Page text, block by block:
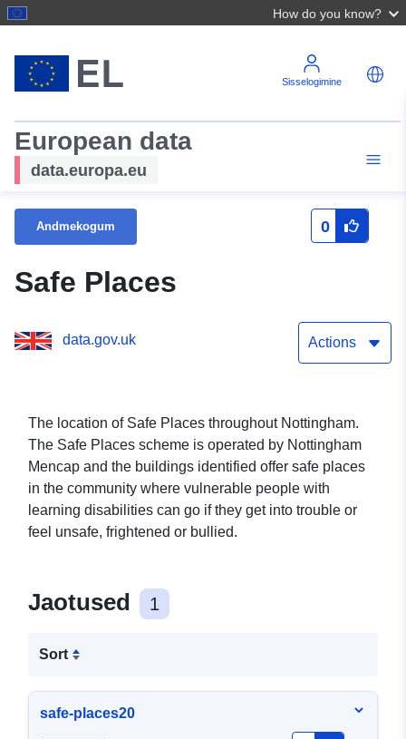
How do you know?
Sisselogimine
European data
data.europa.eu
Andmekogum 0
Safe Places
data.gov.uk Actions
The location of Safe Places throughout Nottingham.
The Safe Places scheme is operated by Nottingham
Mencap and the buildings identified offer safe places
in the community where vulnerable people with
learning disabilities can go if they get into trouble or
feel unsafe, frightened or bullied.
Jaotused 1
Sort
safe-places20